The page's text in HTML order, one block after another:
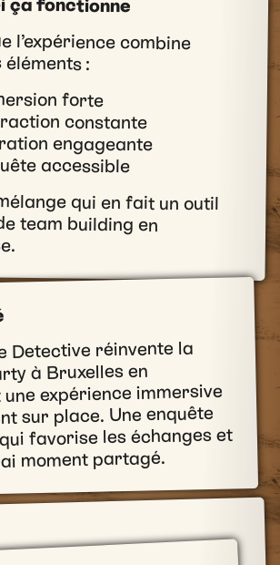
ça fonctionne
l’expérience combine
:
forte
constante
engageante
accessible
qui en fait un outil
de team building en
Detective réinvente la
à Bruxelles en
expérience immersive
sur place. Une enquête
favorise les échanges et
moment partagé.